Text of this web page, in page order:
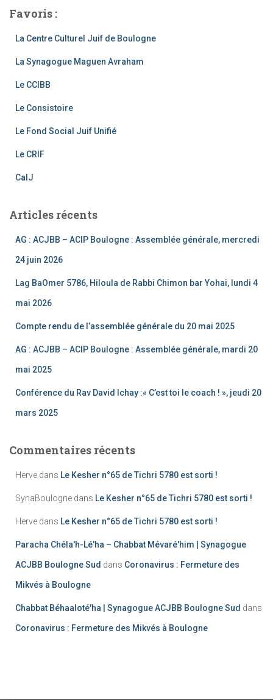
c
e
o
o
k
a
gr
m
er T
u
b
h
Favoris :
La Centre Culturel Juif de Boulogne
La Synagogue Maguen Avraham
Le CCIBB
Le Consistoire
Le Fond Social Juif Unifié
Le CRIF
CalJ
Articles récents
AG : ACJBB – ACIP Boulogne : Assemblée générale, mercredi
24 juin 2026
Lag BaOmer 5786, Hiloula de Rabbi Chimon bar Yohai, lundi 4
mai 2026
Compte rendu de l’assemblée générale du 20 mai 2025
AG : ACJBB – ACIP Boulogne : Assemblée générale, mardi 20
mai 2025
Conférence du Rav David Ichay :« C’est toi le coach ! », jeudi 20
mars 2025
Commentaires récents
Herve dans Le Kesher n°65 de Tichri 5780 est sorti !
SynaBoulogne dans Le Kesher n°65 de Tichri 5780 est sorti !
Herve dans Le Kesher n°65 de Tichri 5780 est sorti !
Paracha Chéla'h-Lé'ha – Chabbat Mévaré'him | Synagogue
ACJBB Boulogne Sud dans Coronavirus : Fermeture des
Mikvés à Boulogne
Chabbat Béhaaloté'ha | Synagogue ACJBB Boulogne Sud dans
Coronavirus : Fermeture des Mikvés à Boulogne